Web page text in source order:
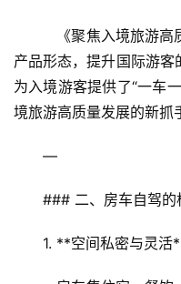
产品形态，提升国际游
为入境游客提供了“一车
境旅游高质量发展的新抓
—
### 二、房车自驾的
1. **空间私密与灵活